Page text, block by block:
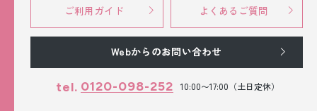
ご利用ガイド よくあるご質問
Webからのお問い合わせ
tel. 0120-098-252 10:00〜17:00（土日定休）